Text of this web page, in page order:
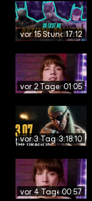
vor 15 Stunden17:12
vor 2 Tagen01:05
vor 3 Tagen3:18:10
vor 4 Tagen00:57